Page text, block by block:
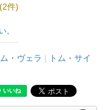
件)
。
ム・ヴェラ |
トム・サイ